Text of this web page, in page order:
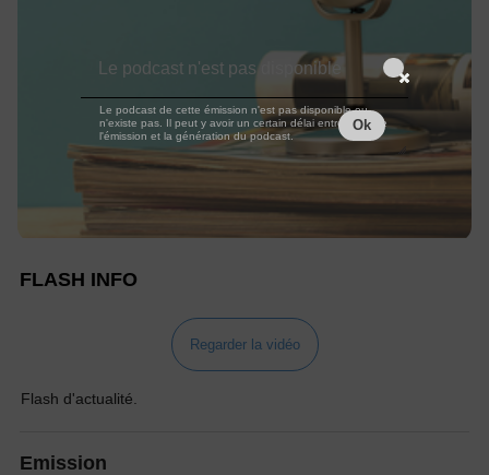
FLASH INFO
Regarder la vidéo
Flash d'actualité.
Emission
Le podcast n'est pas disponible
Le podcast de cette émission n'est pas disponible ou
n'existe pas. Il peut y avoir un certain délai entre la fin de
l'émission et la génération du podcast.
Ok